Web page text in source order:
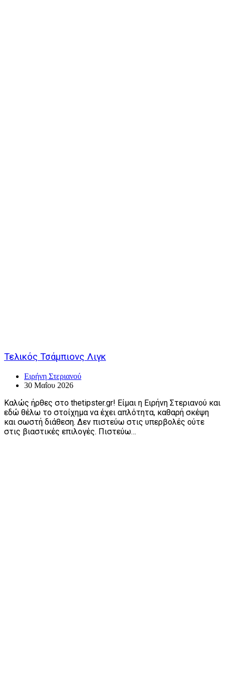
Τελικός Τσάμπιονς Λιγκ
Ειρήνη Στεριανού
30 Μαΐου 2026
Καλώς ήρθες στο thetipster.gr! Είμαι η Ειρήνη Στεριανού και
εδώ θέλω το στοίχημα να έχει απλότητα, καθαρή σκέψη
και σωστή διάθεση. Δεν πιστεύω στις υπερβολές ούτε
στις βιαστικές επιλογές. Πιστεύω…